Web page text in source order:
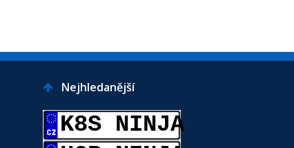
Nejhledanější
K8S NINJA